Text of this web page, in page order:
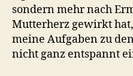
sondern mehr nach
Mutterherz gewirkt
meine Aufgaben zu
nicht ganz entspannt